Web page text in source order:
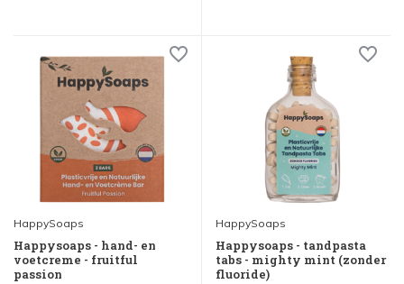
HappySoaps
Happysoaps - hand- en
voetcreme - fruitful
passion
HappySoaps
Happysoaps - tandpasta
tabs - mighty mint (zonder
fluoride)